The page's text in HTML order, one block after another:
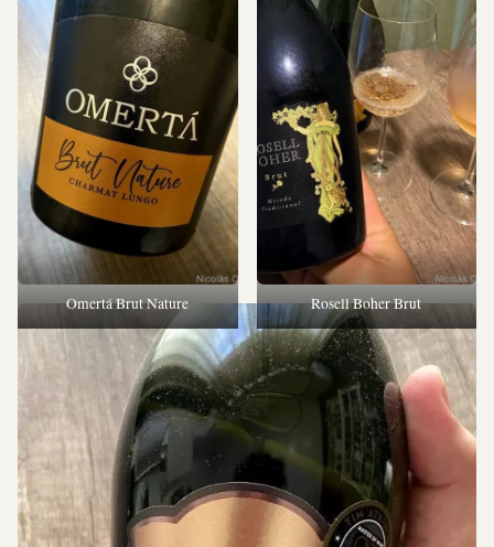
Omertá Brut Nature Rosell Boher Brut